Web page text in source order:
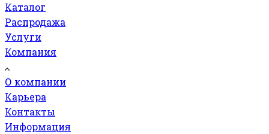
Каталог
Распродажа
Услуги
Компания
О компании
Карьера
Контакты
Информация